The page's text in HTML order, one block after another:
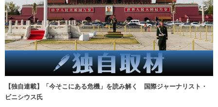
【独自連載】「今そこにある危機」を読み解く 国際ジャーナリスト・
ビニシウス氏